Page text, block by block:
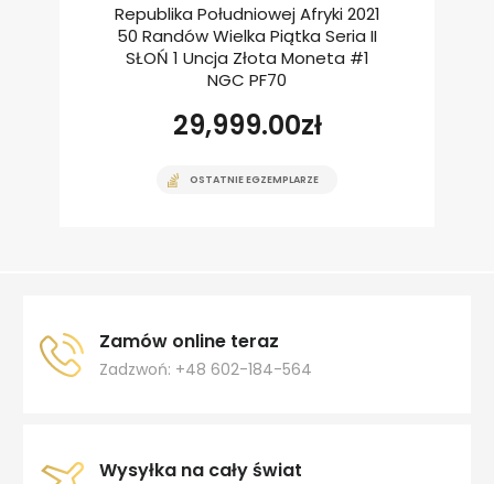
Republika Południowej Afryki 2021
50 Randów Wielka Piątka Seria II
SŁOŃ 1 Uncja Złota Moneta #1
NGC PF70
29,999.00zł
OSTATNIE EGZEMPLARZE
Zamów online teraz
Zadzwoń: +48 602-184-564
Wysyłka na cały świat